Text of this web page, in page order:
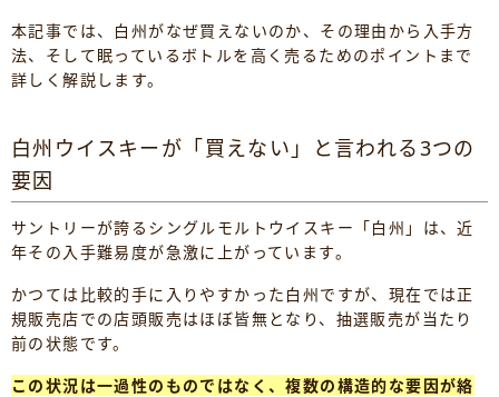
本記事では、白州がなぜ買えないのか、その理由から入手方
法、そして眠っているボトルを高く売るためのポイントまで
詳しく解説します。
白州ウイスキーが「買えない」と言われる3つの
要因
サントリーが誇るシングルモルトウイスキー「白州」は、近
年その入手難易度が急激に上がっています。
かつては比較的手に入りやすかった白州ですが、現在では正
規販売店での店頭販売はほぼ皆無となり、抽選販売が当たり
前の状態です。
この状況は一過性のものではなく、複数の構造的な要因が絡